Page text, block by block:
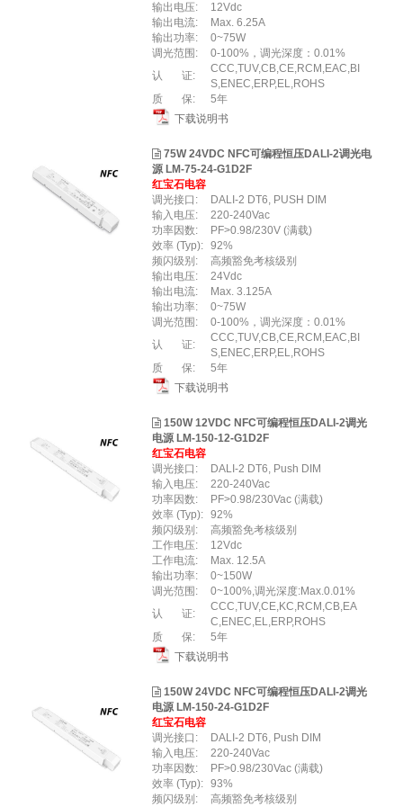
输出电压:
12Vdc
输出电流:
Max. 6.25A
输出功率:
0~75W
调光范围:
0-100%，调光深度：0.01%
认 证:
CCC,TUV,CB,CE,RCM,EAC,BI
S,ENEC,ERP,EL,ROHS
质 保:
5年
下载说明书
75W 24VDC NFC可编程恒压DALI-2调光电
源 LM-75-24-G1D2F
红宝石电容
调光接口:
DALI-2 DT6, PUSH DIM
输入电压:
220-240Vac
功率因数:
PF>0.98/230V (满载)
效率 (Typ): 92%
频闪级别:
高频豁免考核级别
输出电压:
24Vdc
输出电流:
Max. 3.125A
输出功率:
0~75W
调光范围:
0-100%，调光深度：0.01%
认 证:
CCC,TUV,CB,CE,RCM,EAC,BI
S,ENEC,ERP,EL,ROHS
质 保:
5年
下载说明书
150W 12VDC NFC可编程恒压DALI-2调光
电源 LM-150-12-G1D2F
红宝石电容
调光接口:
DALI-2 DT6, Push DIM
输入电压:
220-240Vac
功率因数:
PF>0.98/230Vac (满载)
效率 (Typ): 92%
频闪级别:
高频豁免考核级别
工作电压:
12Vdc
工作电流:
Max. 12.5A
输出功率:
0~150W
调光范围:
0~100%,调光深度:Max.0.01%
认 证:
CCC,TUV,CE,KC,RCM,CB,EA
C,ENEC,EL,ERP,ROHS
质 保:
5年
下载说明书
150W 24VDC NFC可编程恒压DALI-2调光
电源 LM-150-24-G1D2F
红宝石电容
调光接口:
DALI-2 DT6, Push DIM
输入电压:
220-240Vac
功率因数:
PF>0.98/230Vac (满载)
效率 (Typ): 93%
频闪级别:
高频豁免考核级别